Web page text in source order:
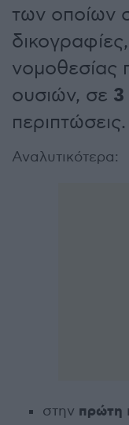
των οποίων
νομοθεσίας
ουσιών, σε 3
περιπτώσεις.
Αναλυτικότερα:
στην πρώτη